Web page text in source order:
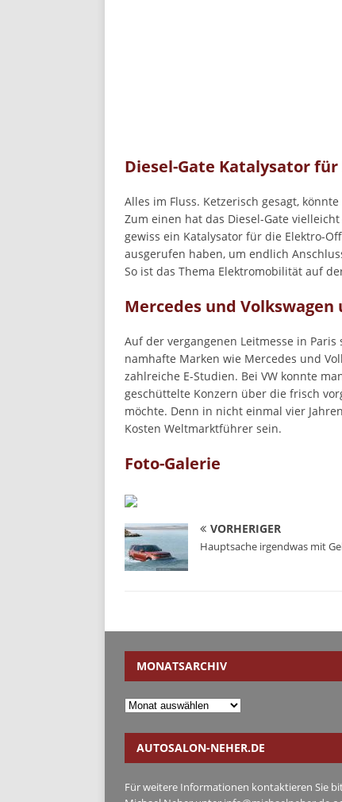
Diesel-Gate Katalysator
Alles im Fluss. Ketzerisch gesagt,
Zum einen hat das Diesel-Gate
gewiss ein Katalysator für die Elektro-
ausgerufen haben, um endlich
So ist das Thema Elektromobilität auf
Mercedes und
Auf der vergangenen Leitmesse in
namhafte Marken wie Mercedes und
zahlreiche E-Studien. Bei VW konnte
geschüttelte Konzern über die frisch
möchte. Denn in nicht einmal vier
Kosten Weltmarktführer sein.
Foto-Galerie
VORHERIGER
Hauptsache irgendwas mit
MONATSARCHIV
AUTOSALON-NEHER.DE
Für weitere Informationen kontaktieren Sie